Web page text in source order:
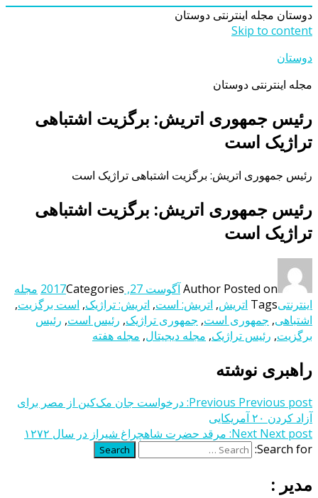
دوستان مجله اینترنتی دوستان
Skip to content
دوستان
مجله اینترنتی دوستان
رئیس جمهوری اتریش: برگزیت اشتباهی
تراژیک است
رئیس جمهوری اتریش: برگزیت اشتباهی تراژیک است
رئیس جمهوری اتریش: برگزیت اشتباهی
تراژیک است
Author Posted on آگوست 27, 2017 Categories
مجله
اینترنتیTags اتریش, اتریش: است, اتریش: تراژیک, است برگزیت,
اشتباهی, جمهوری است, جمهوری تراژیک, رئیس است, رئیس
برگزیت, رئیس تراژیک, مجله دیجیتال, مجله هفته
راهبری نوشته
Previous Previous post:
درخواست جان مک‌کین از مصر برای
آزاد کردن ۲۰ آمریکایی
Next Next post:
مرقد حضرت شاهچراغ شیراز در سال ۱۲۷۲
Search for:
Search
مدیر :